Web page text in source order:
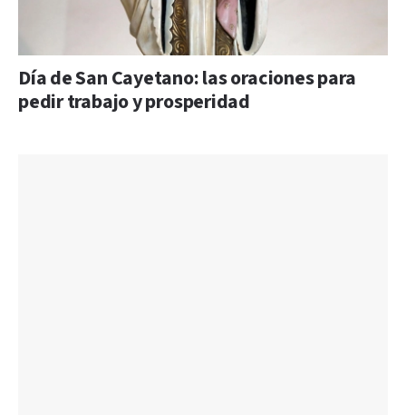
Día de San Cayetano: las oraciones para
pedir trabajo y prosperidad